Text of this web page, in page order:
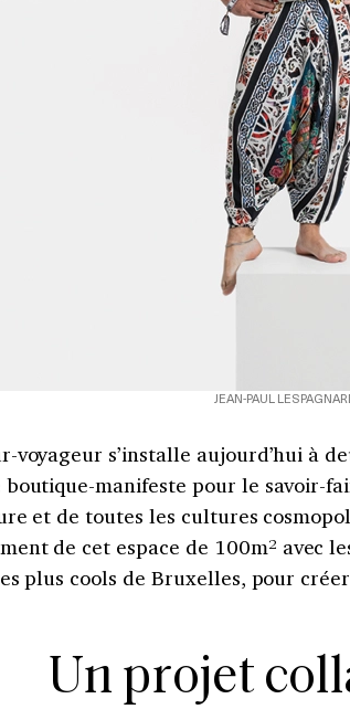
JEAN-PAUL
voyageur s’installe aujourd’hui à
boutique-manifeste pour le savoir-
et de toutes les cultures
de cet espace de 100m² avec
plus cools de Bruxelles, pour
Un projet